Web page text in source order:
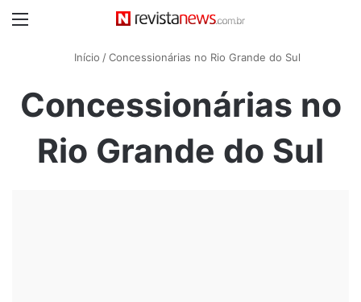
Início /Concessionárias no Rio Grande do Sul
Concessionárias no
Rio Grande do Sul